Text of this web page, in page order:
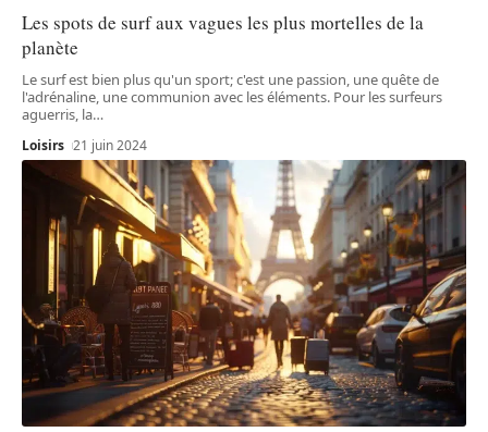
Les spots de surf aux vagues les plus mortelles de la
planète
Le surf est bien plus qu'un sport; c'est une passion, une quête de
l'adrénaline, une communion avec les éléments. Pour les surfeurs
aguerris, la…
Loisirs 21 juin 2024